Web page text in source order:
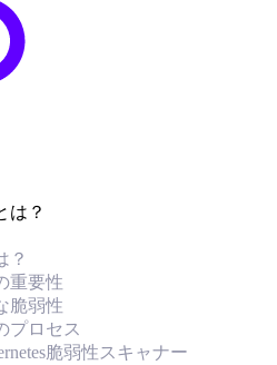
は？
？
重要性
脆弱性
プロセス
脆弱性スキャナー